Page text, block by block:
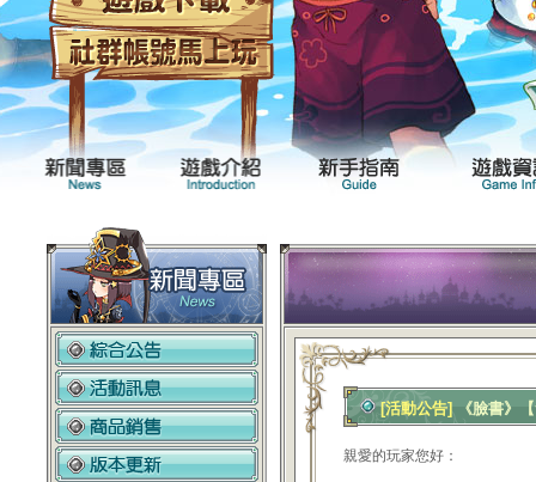
新聞專區 遊戲介紹
社
[活動公告] 《臉書》
親愛的玩家您好：